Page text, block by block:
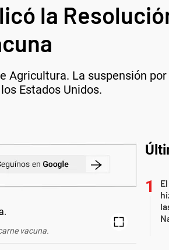
la
Agricultura. La suspensión
Estados Unidos.
vacuna.